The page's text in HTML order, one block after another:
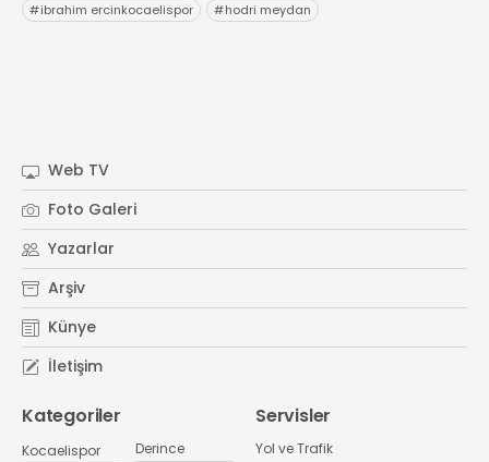
#ibrahim ercinkocaelispor #hodri meydan
Web TV
Foto Galeri
Yazarlar
Arşiv
Künye
İletişim
Kategoriler
Kocaelispor
Derince
Servisler
Yol ve Trafik